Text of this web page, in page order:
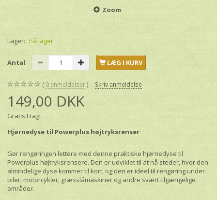
Zoom
Lager: På lager
Antal LÆG I KURV
0 anmeldelser Skriv anmeldelse
149,00 DKK
Gratis Fragt
Hjørnedyse til Powerplus højtryksrenser
Gør rengøringen lettere med denne praktiske hjørnedyse til
Powerplus højtryksrensere. Den er udviklet til at nå steder, hvor den
almindelige dyse kommer til kort, og den er ideel til rengøring under
biler, motorcykler, græsslåmaskiner og andre svært tilgængelige
områder.